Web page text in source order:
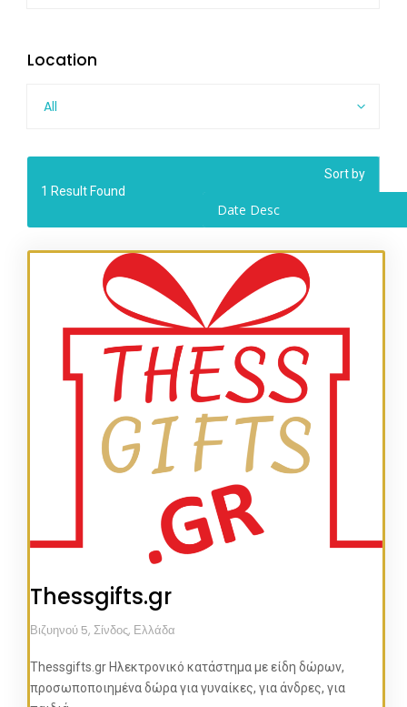
Location
All
1 Result Found
Sort by
Date Desc
Thessgifts.gr
Βιζυηνού 5, Σίνδος, Ελλάδα
Thessgifts.gr Ηλεκτρονικό κατάστημα με είδη δώρων,
προσωποποιημένα δώρα για γυναίκες, για άνδρες, για